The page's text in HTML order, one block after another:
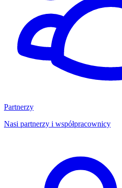
Partnerzy
Nasi partnerzy i współpracownicy